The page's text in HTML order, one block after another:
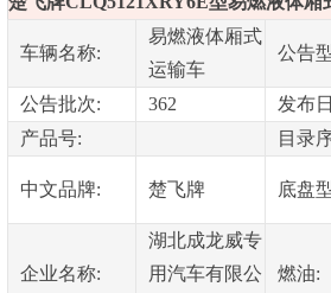
车辆名称:
易燃液体厢式
运输车
公告
公告批次:
362 发布
产品号:
目录
中文品牌: 楚飞牌 底盘
企业名称:
湖北成龙威专
用汽车有限公
燃油: